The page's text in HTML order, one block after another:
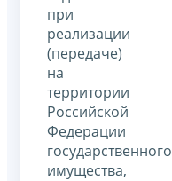
при
реализации
(передаче)
на
территории
Российской
Федерации
государственного
имущества,